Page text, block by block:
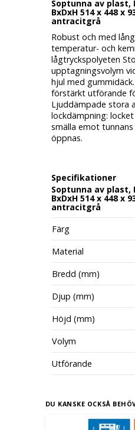
Soptunna av plast,
BxDxH 514 x 448 x
antracitgrå
Robust och med
temperatur- och
lågtryckspolyeten
upptagningsvolym
hjul med
förstärkt utförande
Ljuddämpade stora
lockdämpning:
smälla emot
öppnas.
Specifikationer
Soptunna av plast,
BxDxH 514 x 448 x
antracitgrå
Färg
Material
Bredd (mm)
Djup (mm)
Höjd (mm)
Volym
Utförande
DU KANSKE OCKSÅ